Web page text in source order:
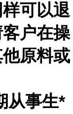
可以退
户在操
原料或
从事生*